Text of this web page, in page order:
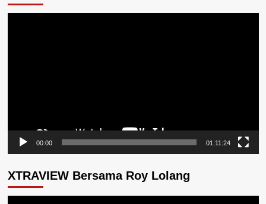
00:00 01:11:24
XTRAVIEW Bersama Roy Lolang